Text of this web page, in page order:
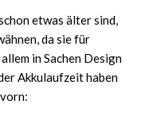
etwas älter sind,
da sie für
in Sachen Design
Akkulaufzeit haben